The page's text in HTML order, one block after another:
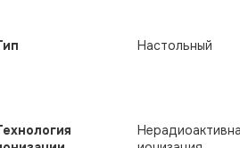
Настольный